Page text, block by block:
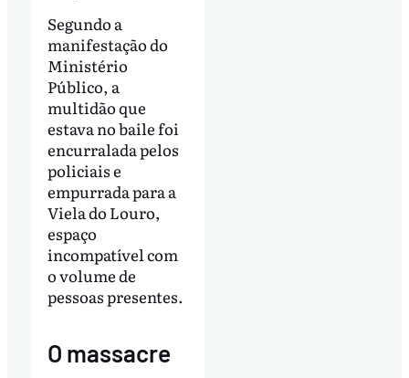
Segundo a
manifestação do
Ministério
Público, a
multidão que
estava no baile foi
encurralada pelos
policiais e
empurrada para a
Viela do Louro,
espaço
incompatível com
o volume de
pessoas presentes.
O massacre